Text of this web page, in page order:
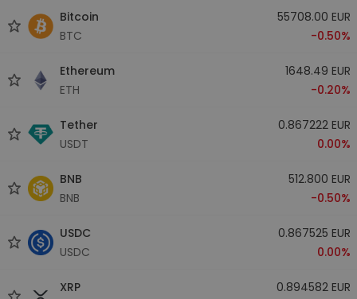
Bitcoin
BTC
55708.00 EUR
-0.50%
Ethereum
ETH
1648.49 EUR
-0.20%
Tether
USDT
0.867222 EUR
0.00%
BNB
BNB
512.800 EUR
-0.50%
USDC
USDC
0.867525 EUR
0.00%
XRP
0.894582 EUR